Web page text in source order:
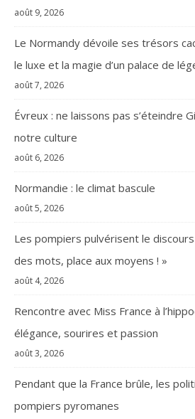
août 9, 2026
Le Normandy dévoile ses trésors
le luxe et la magie d’un palace de
août 7, 2026
Évreux : ne laissons pas s’éteindre
notre culture
août 6, 2026
Normandie : le climat bascule
août 5, 2026
Les pompiers pulvérisent le
des mots, place aux moyens ! »
août 4, 2026
Rencontre avec Miss France à
élégance, sourires et passion
août 3, 2026
Pendant que la France brûle, les
pompiers pyromanes